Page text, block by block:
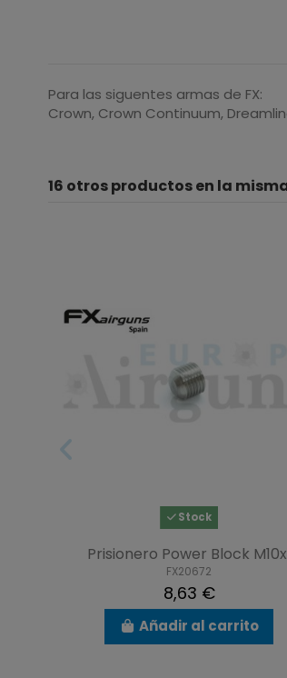
Para las siguentes armas de FX:
Crown, Crown Continuum,
16 otros productos en la
Stock
Prisionero Power Block
FX20672
8,63 €
Añadir al carrito